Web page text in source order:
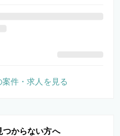
つからない方へ
件・求人を見る